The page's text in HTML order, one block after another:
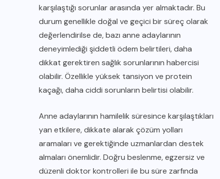
karşılaştığı sorunlar arasında yer almaktadır. Bu
durum genellikle doğal ve geçici bir süreç olarak
değerlendirilse de, bazı anne adaylarının
deneyimlediği şiddetli ödem belirtileri, daha
dikkat gerektiren sağlık sorunlarının habercisi
olabilir. Özellikle yüksek tansiyon ve protein
kaçağı, daha ciddi sorunların belirtisi olabilir.
Anne adaylarının hamilelik süresince karşılaştıkları
yan etkilere, dikkate alarak çözüm yolları
aramaları ve gerektiğinde uzmanlardan destek
almaları önemlidir. Doğru beslenme, egzersiz ve
düzenli doktor kontrolleri ile bu süre zarfında